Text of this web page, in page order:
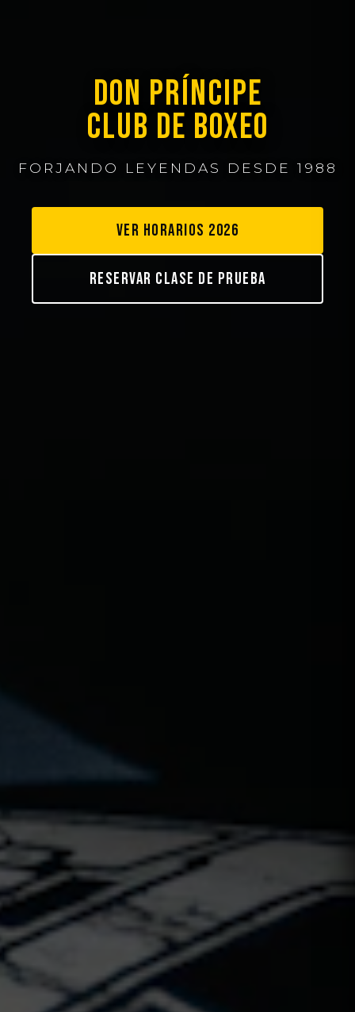
DON PRÍNCIPE
CLUB DE BOXEO
FORJANDO LEYENDAS DESDE 1988
VER HORARIOS 2026
RESERVAR CLASE DE PRUEBA